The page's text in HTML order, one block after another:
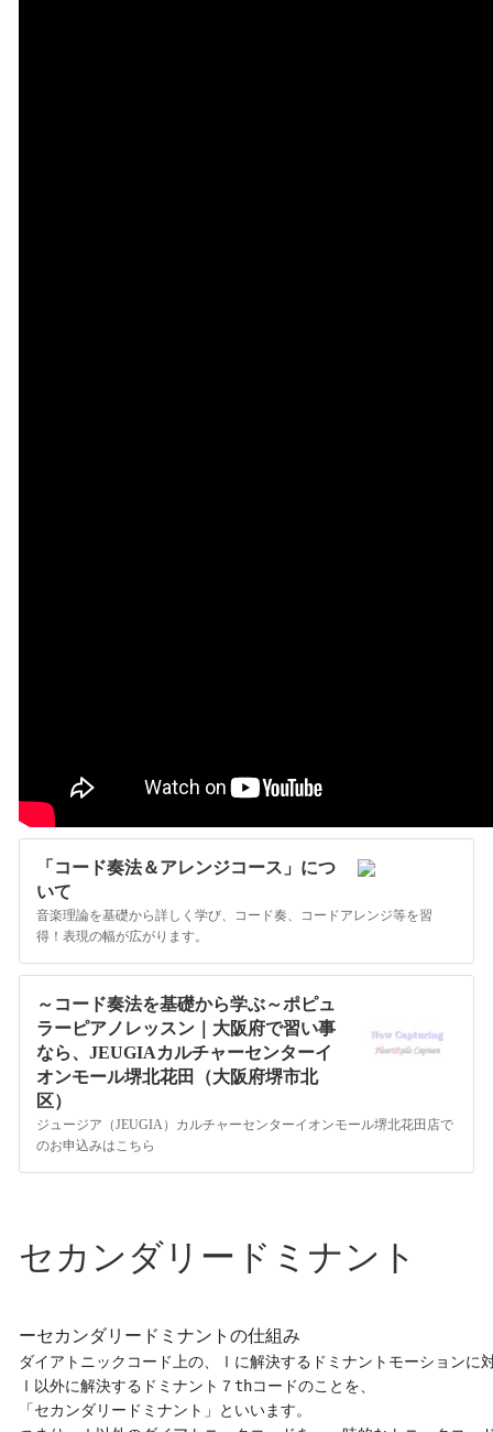
「コード奏法＆アレンジコース」につ
いて
音楽理論を基礎から詳しく学び、コード奏、コードアレンジ等を習
得！表現の幅が広がります。
～コード奏法を基礎から学ぶ～ポピュ
ラーピアノレッスン｜大阪府で習い事
なら、JEUGIAカルチャーセンターイ
オンモール堺北花田（大阪府堺市北
区）
ジュージア（JEUGIA）カルチャーセンターイオンモール堺北花田店で
のお申込みはこちら
セカンダリードミナント
ーセカンダリードミナントの仕組み
ダイアトニックコード上の、Ⅰに解決するドミナントモーションに
Ⅰ以外に解決するドミナント７thコードのことを、
「セカンダリードミナント」といいます。